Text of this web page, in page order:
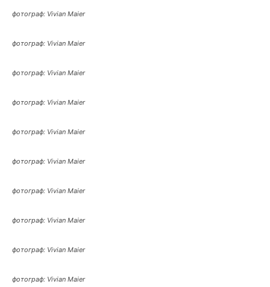
фотограф: Vivian Maier
фотограф: Vivian Maier
фотограф: Vivian Maier
фотограф: Vivian Maier
фотограф: Vivian Maier
фотограф: Vivian Maier
фотограф: Vivian Maier
фотограф: Vivian Maier
фотограф: Vivian Maier
фотограф: Vivian Maier